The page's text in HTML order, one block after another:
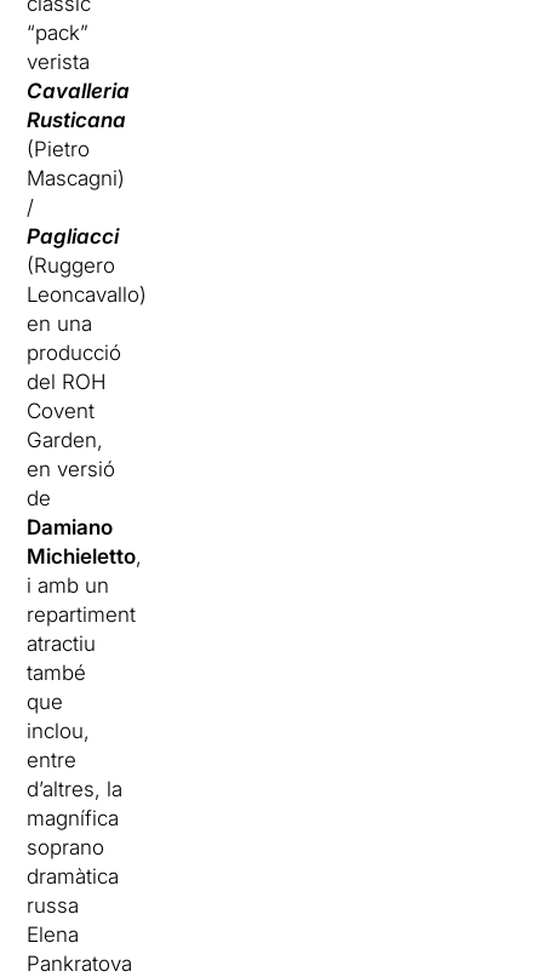
“pack”
verista
Cavalleria
Rusticana
(Pietro
Mascagni)
/
Pagliacci
(Ruggero
Leoncavallo)
en una
producció
del ROH
Covent
Garden,
en versió
de
Damiano
Michieletto,
i amb un
repartiment
atractiu
també
que
inclou,
entre
d’altres, la
magnífica
soprano
dramàtica
russa
Elena
Pankratova